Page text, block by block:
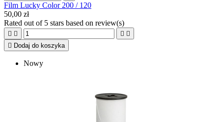
Film Lucky Color 200 / 120
50,00 zł
Rated out of 5 stars based on review(s)
   
 Dodaj do koszyka
Nowy